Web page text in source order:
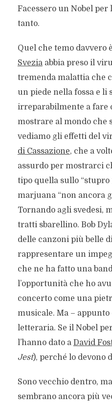
Facessero un Nobel
tanto.
Quel che temo davvero
Sveziaabbia preso il
tremenda malattia che
un piede nella fossa e li
irreparabilmente a fare
mostrare al mondo che
vediamo gli effetti del
di Cassazione, che a
assurdo per mostrarci
tipo quella sullo “stupro
marjuana “non ancora
Tornando agli svedesi,
tratti sbarellino. Bob
delle canzoni più belle
rappresentare un
che ne ha fatto una
l’opportunità che ho
concerto come una
musicale. Ma –
letteraria. Se il Nobel
l’hanno dato a David
Jest), perché lo devono
Sono vecchio dentro,
sembrano ancora più